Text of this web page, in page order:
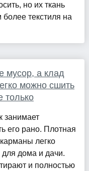
но их ткань
текстиля на
мусор, а клад
можно сшить
только
занимает
его рано. Плотная
легко
дома и дачи.
и полностью